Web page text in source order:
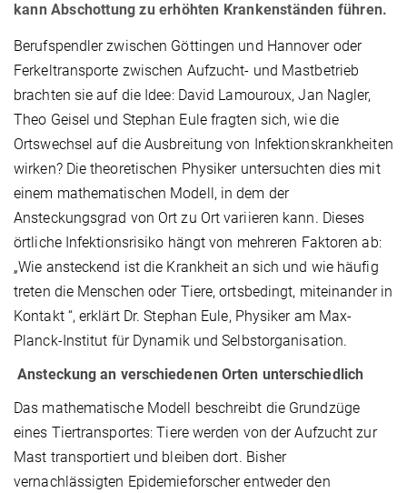
kann Abschottung zu erhöhten Krankenständen führen.
Berufspendler zwischen Göttingen und Hannover oder
Ferkeltransporte zwischen Aufzucht- und Mastbetrieb
brachten sie auf die Idee: David Lamouroux, Jan Nagler,
Theo Geisel und Stephan Eule fragten sich, wie die
Ortswechsel auf die Ausbreitung von Infektionskrankheiten
wirken? Die theoretischen Physiker untersuchten dies mit
einem mathematischen Modell, in dem der
Ansteckungsgrad von Ort zu Ort variieren kann. Dieses
örtliche Infektionsrisiko hängt von mehreren Faktoren ab:
„Wie ansteckend ist die Krankheit an sich und wie häufig
treten die Menschen oder Tiere, ortsbedingt, miteinander in
Kontakt “, erklärt Dr. Stephan Eule, Physiker am Max-
Planck-Institut für Dynamik und Selbstorganisation.
Ansteckung an verschiedenen Orten unterschiedlich
Das mathematische Modell beschreibt die Grundzüge
eines Tiertransportes: Tiere werden von der Aufzucht zur
Mast transportiert und bleiben dort. Bisher
vernachlässigten Epidemieforscher entweder den